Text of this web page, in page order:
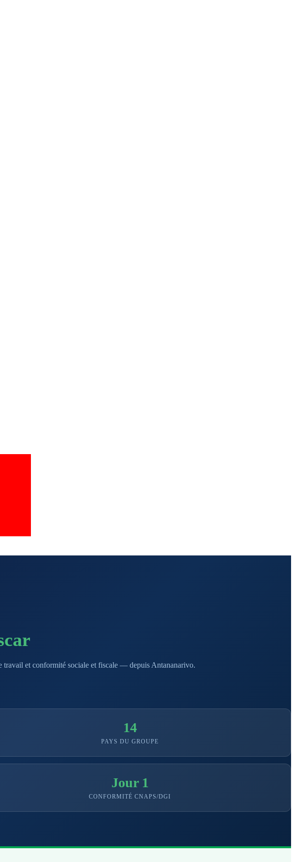
travail et conformité sociale et fiscale — depuis Antananarivo.
14
PAYS DU GROUPE
Jour 1
CONFORMITÉ CNAPS/DGI